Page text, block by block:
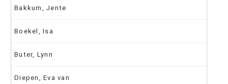
Bakkum, Jente
Boekel, Isa
Buter, Lynn
Diepen, Eva van